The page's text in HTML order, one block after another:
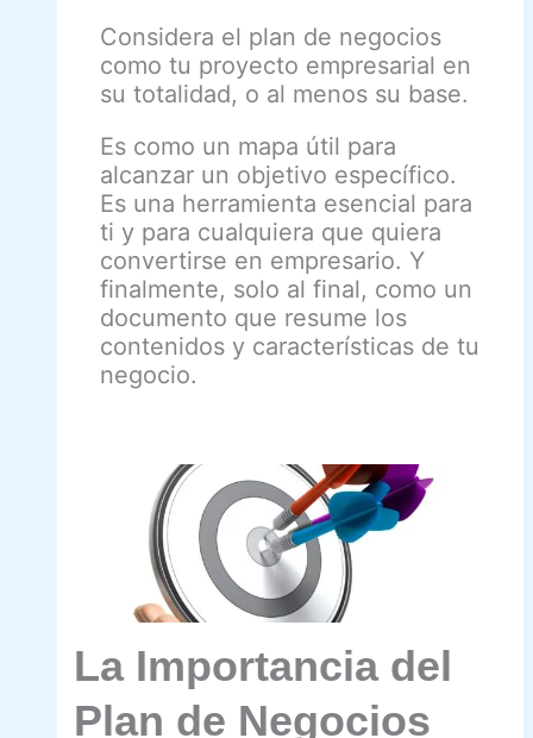
Considera el plan de negocios
como tu proyecto empresarial en
su totalidad, o al menos su base.
Es como un mapa útil para
alcanzar un objetivo específico.
Es una herramienta esencial para
ti y para cualquiera que quiera
convertirse en empresario. Y
finalmente, solo al final, como un
documento que resume los
contenidos y características de tu
negocio.
La Importancia del
Plan de Negocios